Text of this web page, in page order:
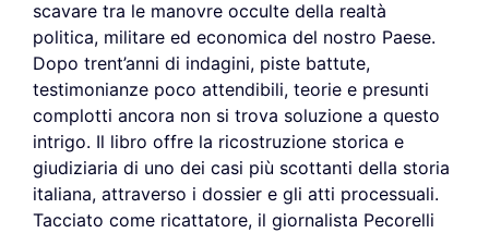
scavare tra le manovre occulte della realtà
politica, militare ed economica del nostro Paese.
Dopo trent’anni di indagini, piste battute,
testimonianze poco attendibili, teorie e presunti
complotti ancora non si trova soluzione a questo
intrigo. Il libro offre la ricostruzione storica e
giudiziaria di uno dei casi più scottanti della storia
italiana, attraverso i dossier e gli atti processuali.
Tacciato come ricattatore, il giornalista Pecorelli